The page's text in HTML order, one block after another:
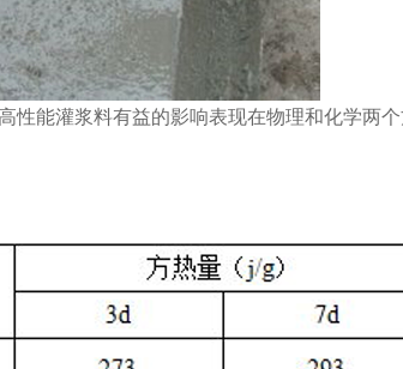
性能灌浆料有益的影响表现在物理和化学两